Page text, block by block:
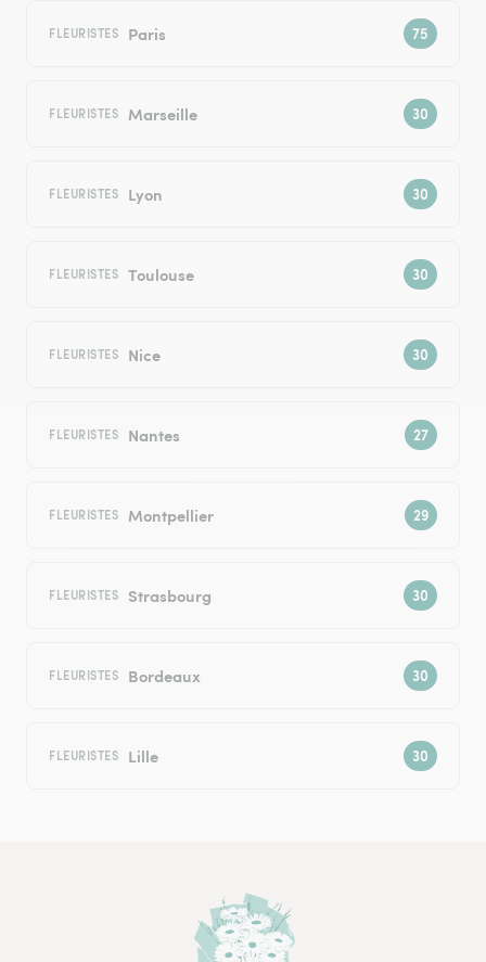
FLEURISTES Paris
FLEURISTES Marseille
FLEURISTES Lyon
FLEURISTES Toulouse
FLEURISTES Nice
FLEURISTES Nantes
FLEURISTES Montpellier
FLEURISTES Strasbourg
FLEURISTES Bordeaux
FLEURISTES Lille